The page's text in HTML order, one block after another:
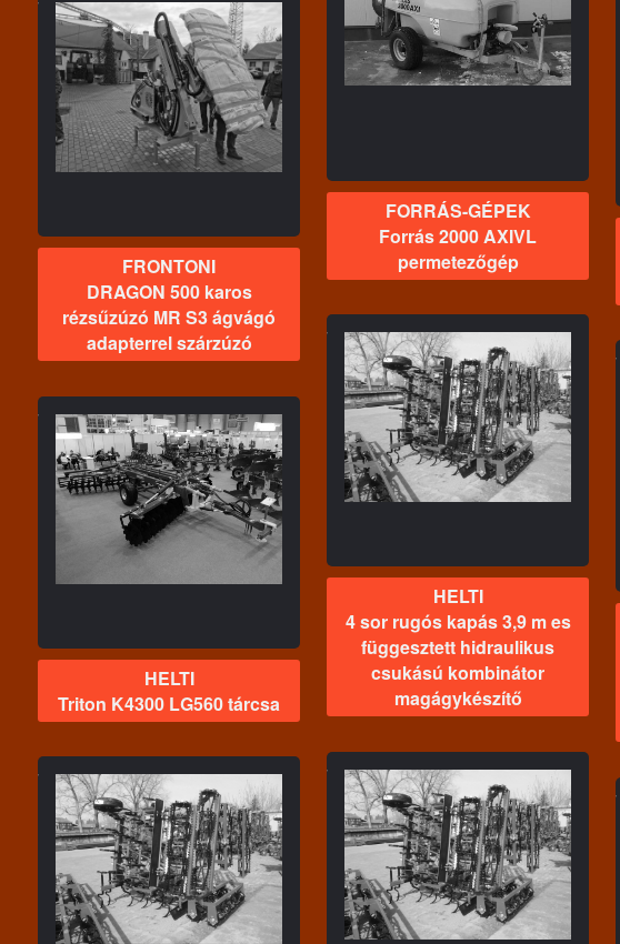
FORRÁS-GÉPEK
Forrás 2000 AXIVL
permetezőgép
FORRÁS-GÉPEK
Forrás 2000 AXIVL
permetezőgép
FORRÁS-GÉPEK
Forrás 2000 AXIVM
permetezőgép
FRONTONI
DRAGON 500 karos
rézsűzúzó MR S3 ágvágó
adapterrel szárzúzó
HELTI
4 sor rugós kapás 3,9 m es
függesztett hidraulikus
csukású kombinátor
magágykészítő
HELTI
4 sor rugós kapás 3,9 m es
függesztett hidraulikus
csukású kombinátor
magágykészítő
HELTI
4 sor rugós kapás 7,2 m es
függesztett hidraulikus
csukású kombinátor
HELTI
Triton K4300 LG560 tárcsa
HELTI
4 sor rugós kapás 4,7 m es
függesztett hidraulikus
csukású kombinátor
magágykészítő
HELTI
4 sor rugós kapás 5,6 m es
függesztett hidraulikus
csukású kombinátor